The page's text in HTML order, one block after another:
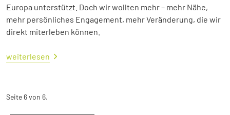
Europa unterstützt. Doch wir wollten mehr – mehr Nähe,
mehr persönliches Engagement, mehr Veränderung, die wir
direkt miterleben können.
weiterlesen
Seite 6 von 6.